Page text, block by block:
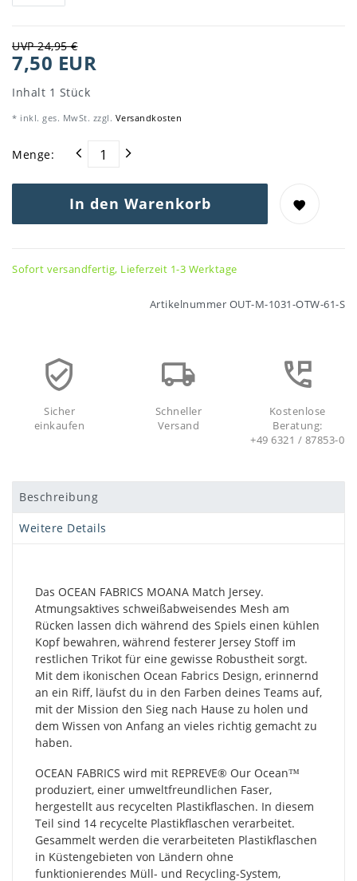
UVP 24,95 €
7,50 EUR
Inhalt 1 Stück
* inkl. ges. MwSt. zzgl. Versandkosten
Menge:
In den Warenkorb
Sofort versandfertig, Lieferzeit 1-3 Werktage
Artikelnummer OUT-M-1031-OTW-61-S
Sicher
einkaufen
Schneller
Versand
Kostenlose
Beratung:
+49 6321 / 87853-0
Beschreibung
Weitere Details
Das OCEAN FABRICS MOANA Match Jersey.
Atmungsaktives schweißabweisendes Mesh am
Rücken lassen dich während des Spiels einen kühlen
Kopf bewahren, während festerer Jersey Stoff im
restlichen Trikot für eine gewisse Robustheit sorgt.
Mit dem ikonischen Ocean Fabrics Design, erinnernd
an ein Riff, läufst du in den Farben deines Teams auf,
mit der Mission den Sieg nach Hause zu holen und
dem Wissen von Anfang an vieles richtig gemacht zu
haben.
OCEAN FABRICS wird mit REPREVE®️ Our Ocean™
produziert, einer umweltfreundlichen Faser,
hergestellt aus recycelten Plastikflaschen. In diesem
Teil sind 14 recycelte Plastikflaschen verarbeitet.
Gesammelt werden die verarbeiteten Plastikflaschen
in Küstengebieten von Ländern ohne
funktionierendes Müll- und Recycling-System,